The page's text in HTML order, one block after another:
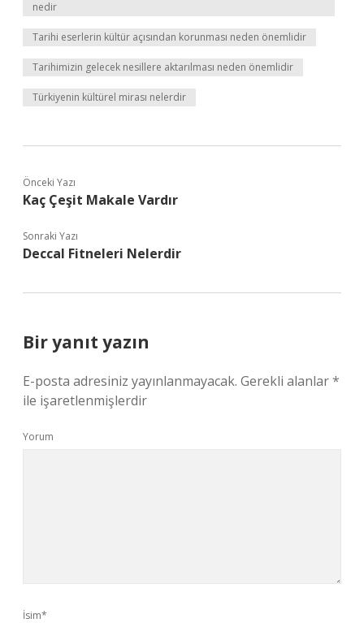
nedir
Tarihi eserlerin kültür açısından korunması neden önemlidir
Tarihimizin gelecek nesillere aktarılması neden önemlidir
Türkiyenin kültürel mirası nelerdir
Önceki Yazı
Kaç Çeşit Makale Vardır
Sonraki Yazı
Deccal Fitneleri Nelerdir
Bir yanıt yazın
E-posta adresiniz yayınlanmayacak. Gerekli alanlar*
ile işaretlenmişlerdir
Yorum
İsim*